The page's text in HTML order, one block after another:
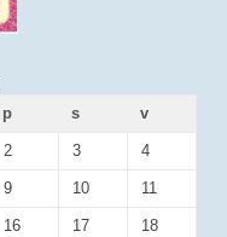
p s v
2 3 4
9 10 11
16 17 18